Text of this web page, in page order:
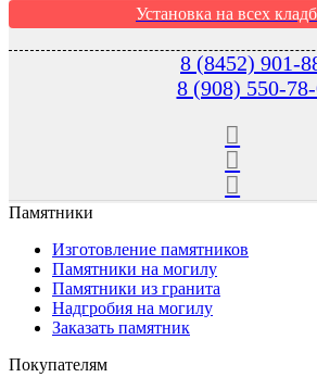
Установка на всех
8 (8452) 901-
8 (908) 550-
Памятники
Изготовление памятников
Памятники на могилу
Памятники из гранита
Надгробия на могилу
Заказать памятник
Покупателям